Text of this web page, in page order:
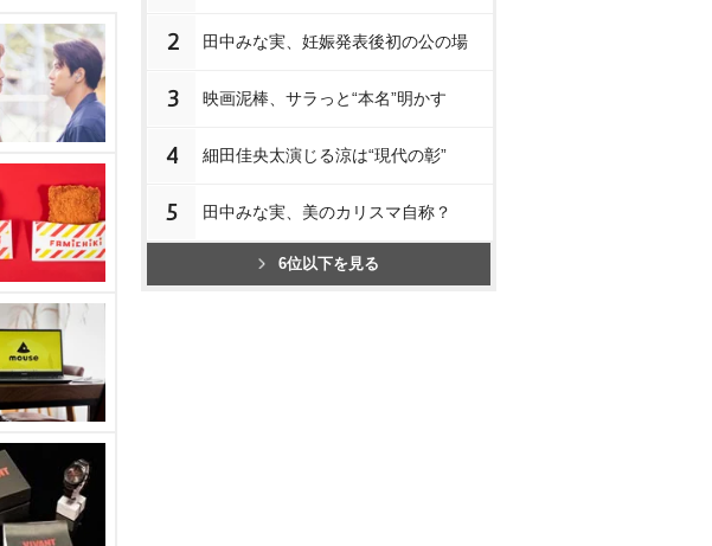
2 田中みな実、妊娠発表後初の公の場
3 映画泥棒、サラっと“本名”明かす
4 細田佳央太演じる涼は“現代の彰”
5 田中みな実、美のカリスマ自称？
6位以下を見る